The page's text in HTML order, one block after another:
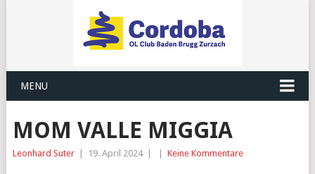
MENU
MOM VALLE MIGGIA
Leonhard Suter 19. April 2024 Keine Kommentare